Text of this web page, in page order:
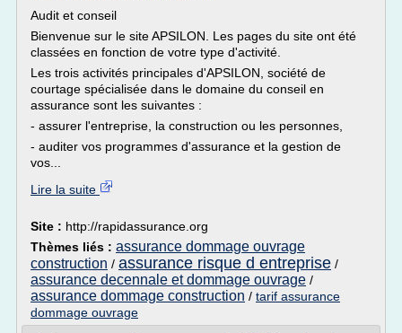
Audit et conseil
Bienvenue sur le site APSILON. Les pages du site ont été
classées en fonction de votre type d'activité.
Les trois activités principales d'APSILON, société de
courtage spécialisée dans le domaine du conseil en
assurance sont les suivantes :
- assurer l'entreprise, la construction ou les personnes,
- auditer vos programmes d'assurance et la gestion de
vos...
Lire la suite
Site : http://rapidassurance.org
Thèmes liés : assurance dommage ouvrage
construction / assurance risque d entreprise /
assurance decennale et dommage ouvrage /
assurance dommage construction / tarif assurance
dommage ouvrage